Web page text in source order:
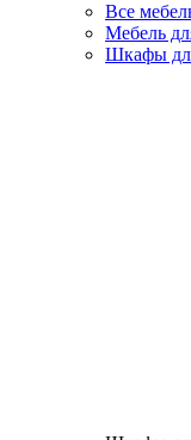
Все
Мебель
Шкафы